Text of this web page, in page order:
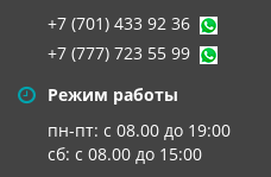
+7 (701) 433 92 36
+7 (777) 723 55 99
Режим работы
пн-пт: с 08.00 до 19:00
сб: с 08.00 до 15:00